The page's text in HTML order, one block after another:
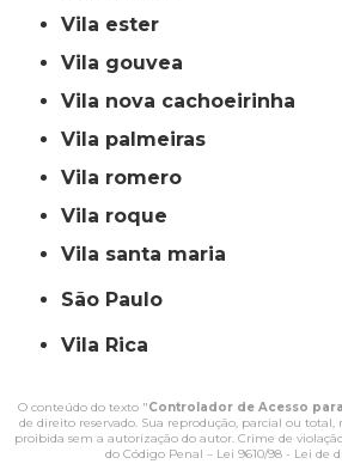
vila ester
vila gouvea
vila nova cachoeirinha
vila palmeiras
vila romero
vila roque
vila santa maria
São Paulo
Vila Rica
O conteúdo do texto "Controlador de Acesso
de direito reservado. Sua reprodução, parcial ou total,
proibida sem a autorização do autor. Crime de
do Código Penal – Lei 9610/98 - Lei de